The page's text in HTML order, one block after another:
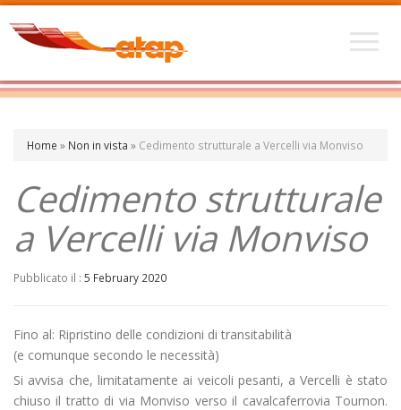
Home » Non in vista » Cedimento strutturale a Vercelli via Monviso
Cedimento strutturale
a Vercelli via Monviso
Pubblicato il : 5 February 2020
Fino al: Ripristino delle condizioni di transitabilità
(e comunque secondo le necessità)
Si avvisa che, limitatamente ai veicoli pesanti, a Vercelli è stato
chiuso il tratto di via Monviso verso il cavalcaferrovia Tournon.